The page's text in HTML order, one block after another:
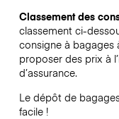
Classement des
classement ci-
consigne à bagages
proposer des prix à
d’assurance.
Le dépôt de
facile !